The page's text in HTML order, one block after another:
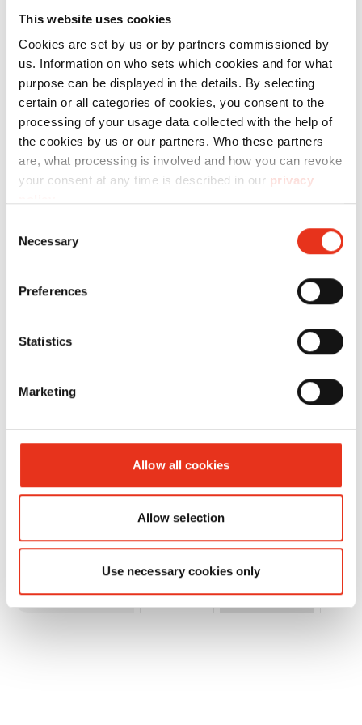
This website uses cookies
Cookies are set by us or by partners commissioned by
us. Information on who sets which cookies and for what
purpose can be displayed in the details. By selecting
certain or all categories of cookies, you consent to the
processing of your usage data collected with the help of
the cookies by us or our partners. Who these partners
are, what processing is involved and how you can revoke
your consent at any time is described in our privacy
Selection
Necessary
Preferences
Statistics
Marketing
Allow all cookies
Allow selection
Use necessary cookies only
Prodottia confronto
Numero
Ordine:
Potenzialità
produttiva
all‘ora
bottiglie in
PET (1litri):
HSM
Crusher
1692141 2000 490
HSM
Crusher